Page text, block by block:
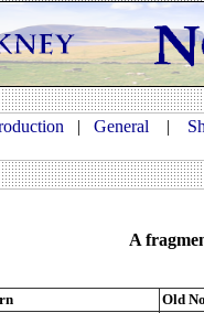
| General |
A
Old